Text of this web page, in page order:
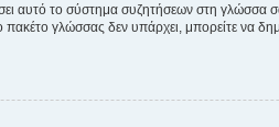
αυτό το σύστημα συζητήσεων στη
γλώσσας δεν υπάρχει, μπορείτε να